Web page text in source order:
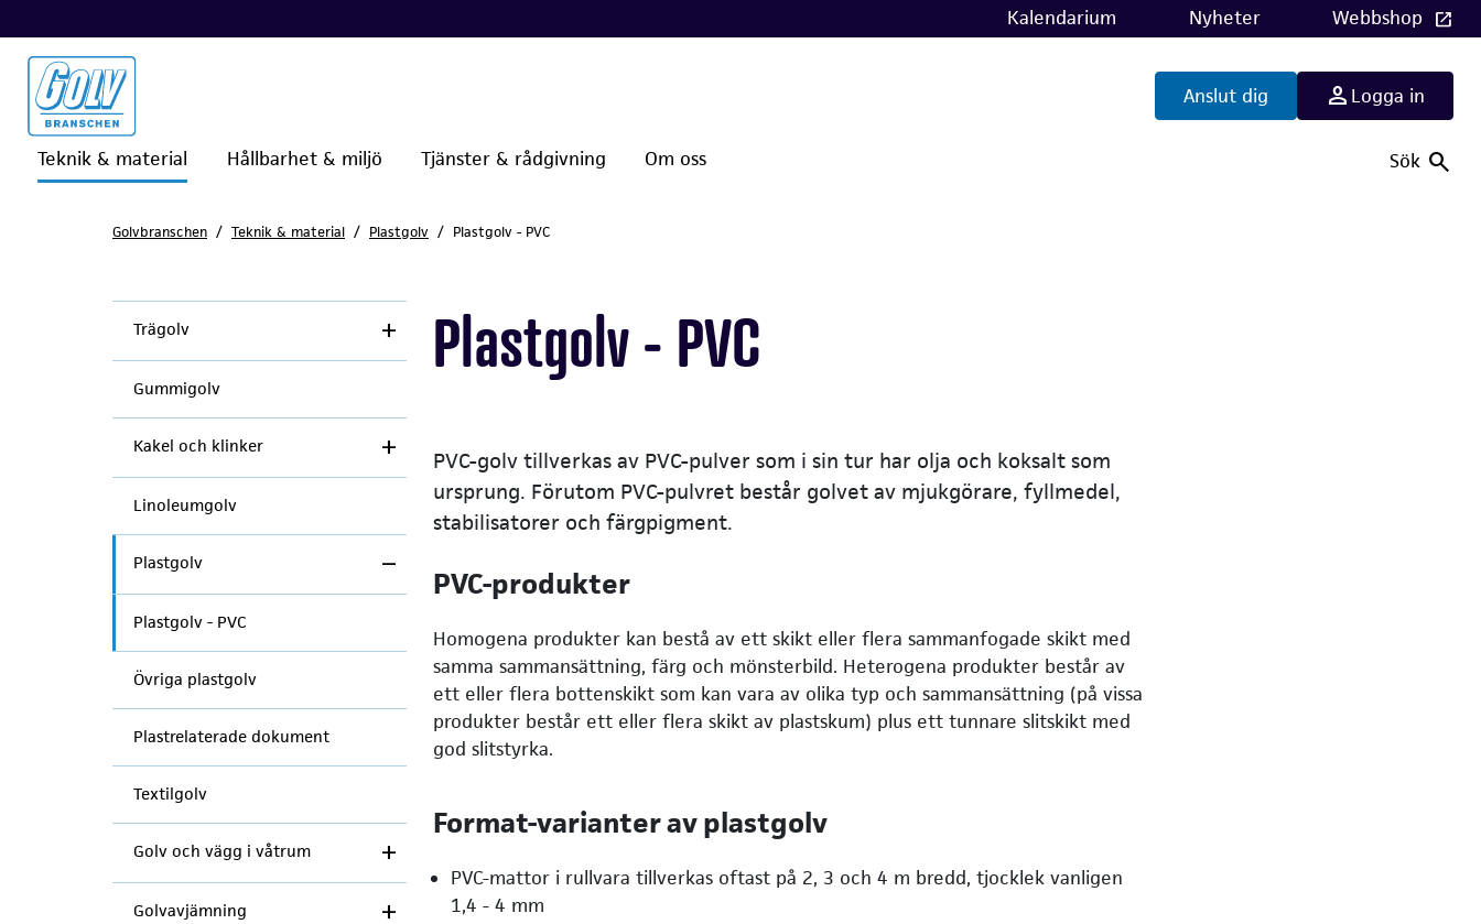
Kalendarium Nyheter Webbshop
Teknik & material Hållbarhet & miljö Tjänster & rådgivning Om oss
Anslut dig Logga in
Sök
Golvbranschen Teknik & material Plastgolv Plastgolv - PVC
Trägolv
Gummigolv
Kakel och klinker
Linoleumgolv
Plastgolv
Plastgolv - PVC
Övriga plastgolv
Plastrelaterade dokument
Textilgolv
Golv och vägg i våtrum
Golvavjämning
Plastgolv - PVC
PVC-golv tillverkas av PVC-pulver som i sin tur har olja och koksalt som
ursprung. Förutom PVC-pulvret består golvet av mjukgörare, fyllmedel,
stabilisatorer och färgpigment.
PVC-produkter
Homogena produkter kan bestå av ett skikt eller flera sammanfogade skikt med
samma sammansättning, färg och mönsterbild. Heterogena produkter består av
ett eller flera bottenskikt som kan vara av olika typ och sammansättning (på vissa
produkter består ett eller flera skikt av plastskum) plus ett tunnare slitskikt med
god slitstyrka.
Format-varianter av plastgolv
PVC-mattor i rullvara tillverkas oftast på 2, 3 och 4 m bredd, tjocklek vanligen
1,4 - 4 mm